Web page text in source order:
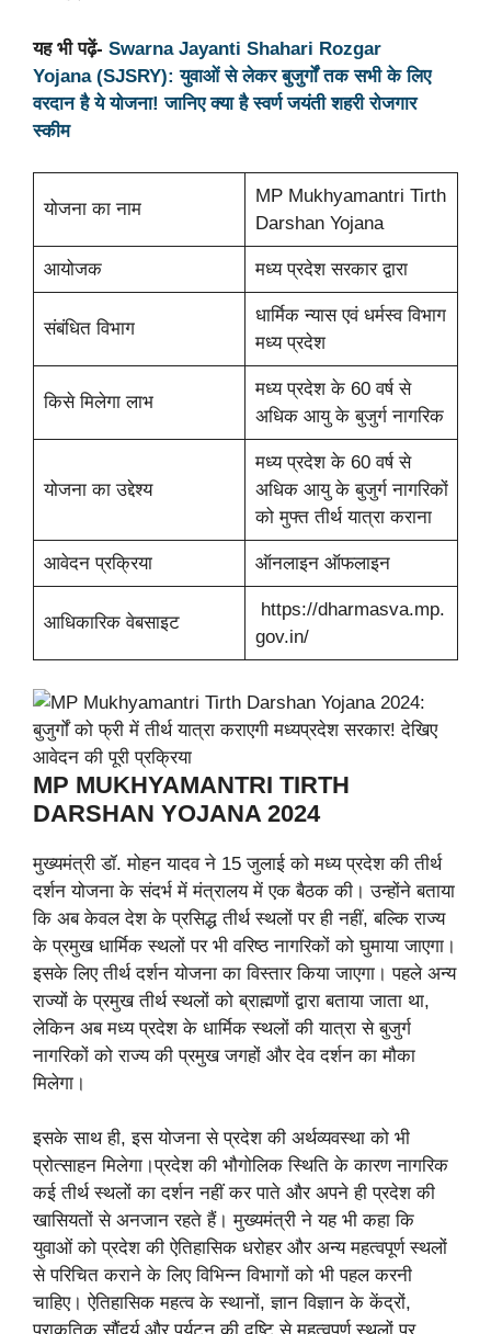
यह भी पढ़ें- Swarna Jayanti Shahari Rozgar
Yojana (SJSRY): युवाओं से लेकर बुजुर्गों तक सभी के लिए
वरदान है ये योजना! जानिए क्या है स्वर्ण जयंती शहरी रोजगार
स्कीम
योजना का नाम
MP Mukhyamantri Tirth
Darshan Yojana
आयोजक मध्य प्रदेश सरकार द्वारा
संबंधित विभाग
धार्मिक न्यास एवं धर्मस्व विभाग
मध्य प्रदेश
किसे मिलेगा लाभ
मध्य प्रदेश के 60 वर्ष से
अधिक आयु के बुजुर्ग नागरिक
योजना का उद्देश्य
मध्य प्रदेश के 60 वर्ष से
अधिक आयु के बुजुर्ग नागरिकों
को मुफ्त तीर्थ यात्रा कराना
आवेदन प्रक्रिया ऑनलाइन ऑफलाइन
आधिकारिक वेबसाइट
https://dharmasva.mp.
gov.in/
MP MUKHYAMANTRI TIRTH
DARSHAN YOJANA 2024
मुख्यमंत्री डॉ. मोहन यादव ने 15 जुलाई को मध्य प्रदेश की तीर्थ
दर्शन योजना के संदर्भ में मंत्रालय में एक बैठक की। उन्होंने बताया
कि अब केवल देश के प्रसिद्ध तीर्थ स्थलों पर ही नहीं, बल्कि राज्य
के प्रमुख धार्मिक स्थलों पर भी वरिष्ठ नागरिकों को घुमाया जाएगा।
इसके लिए तीर्थ दर्शन योजना का विस्तार किया जाएगा। पहले अन्य
राज्यों के प्रमुख तीर्थ स्थलों को ब्राह्मणों द्वारा बताया जाता था,
लेकिन अब मध्य प्रदेश के धार्मिक स्थलों की यात्रा से बुजुर्ग
नागरिकों को राज्य की प्रमुख जगहों और देव दर्शन का मौका
मिलेगा।
इसके साथ ही, इस योजना से प्रदेश की अर्थव्यवस्था को भी
प्रोत्साहन मिलेगा।प्रदेश की भौगोलिक स्थिति के कारण नागरिक
कई तीर्थ स्थलों का दर्शन नहीं कर पाते और अपने ही प्रदेश की
खासियतों से अनजान रहते हैं। मुख्यमंत्री ने यह भी कहा कि
युवाओं को प्रदेश की ऐतिहासिक धरोहर और अन्य महत्वपूर्ण स्थलों
से परिचित कराने के लिए विभिन्न विभागों को भी पहल करनी
चाहिए। ऐतिहासिक महत्व के स्थानों, ज्ञान विज्ञान के केंद्रों,